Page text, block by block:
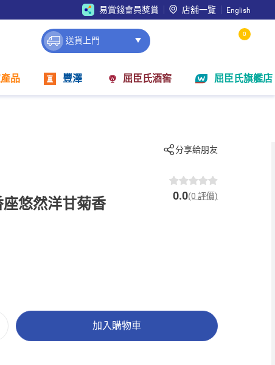
易賞錢會員獎賞 店舖一覽 English
送貨上門
0
品 豐澤 屈臣氏酒窖 屈臣氏旗艦店
分享給朋友
悠然洋甘菊香 0.0(0 評價)
加入購物車